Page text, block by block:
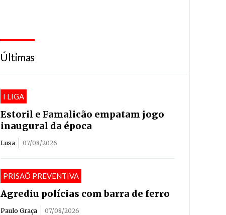
Últimas
I LIGA
Estoril e Famalicão empatam jogo
inaugural da época
Lusa 07/08/2026
PRISAÕ PREVENTIVA
Agrediu polícias com barra de ferro
Paulo Graça 07/08/2026